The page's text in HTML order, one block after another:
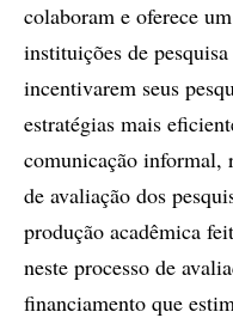
colaboram e oferece
instituições de
incentivarem seus
estratégias mais
comunicação informal,
de avaliação dos
produção acadêmica
neste processo de
financiamento que